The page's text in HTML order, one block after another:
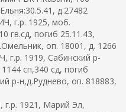
д.27482
г.р. 1925, моб.
гв.сд, погиб 25.11.43,
оп. 18001, д. 1266
1919, Сабинский р-
сп,340 сд, погиб
р-н,д.Руднево, оп. 818883,
1921, Марий Эл,